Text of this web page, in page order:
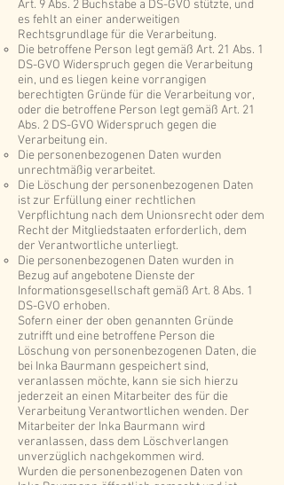
Art. 9 Abs. 2 Buchstabe a DS-GVO stützte, und
es fehlt an einer anderweitigen
Rechtsgrundlage für die Verarbeitung.
Die betroffene Person legt gemäß Art. 21 Abs. 1
DS-GVO Widerspruch gegen die Verarbeitung
ein, und es liegen keine vorrangigen
berechtigten Gründe für die Verarbeitung vor,
oder die betroffene Person legt gemäß Art. 21
Abs. 2 DS-GVO Widerspruch gegen die
Verarbeitung ein.
Die personenbezogenen Daten wurden
unrechtmäßig verarbeitet.
Die Löschung der personenbezogenen Daten
ist zur Erfüllung einer rechtlichen
Verpflichtung nach dem Unionsrecht oder dem
Recht der Mitgliedstaaten erforderlich, dem
der Verantwortliche unterliegt.
Die personenbezogenen Daten wurden in
Bezug auf angebotene Dienste der
Informationsgesellschaft gemäß Art. 8 Abs. 1
DS-GVO erhoben.
Sofern einer der oben genannten Gründe
zutrifft und eine betroffene Person die
Löschung von personenbezogenen Daten, die
bei Inka Baurmann gespeichert sind,
veranlassen möchte, kann sie sich hierzu
jederzeit an einen Mitarbeiter des für die
Verarbeitung Verantwortlichen wenden. Der
Mitarbeiter der Inka Baurmann wird
veranlassen, dass dem Löschverlangen
unverzüglich nachgekommen wird.
Wurden die personenbezogenen Daten von